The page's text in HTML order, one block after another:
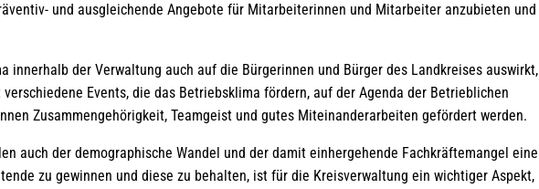
und ausgleichende Angebote für Mitarbeiterinnen und Mitarbeiter anzubieten und
innerhalb der Verwaltung auch auf die Bürgerinnen und Bürger des Landkreises auswirkt,
Events, die das Betriebsklima fördern, auf der Agenda der Betrieblichen
Zusammengehörigkeit, Teamgeist und gutes Miteinanderarbeiten gefördert werden.
auch der demographische Wandel und der damit einhergehende Fachkräftemangel eine
zu gewinnen und diese zu behalten, ist für die Kreisverwaltung ein wichtiger Aspekt,